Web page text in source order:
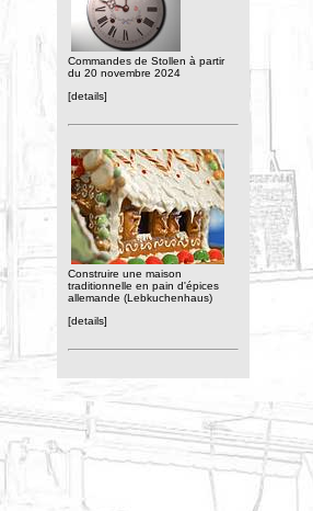
Commandes de Stollen à partir
du 20 novembre 2024
[details]
Construire une maison
traditionnelle en pain d'épices
allemande (Lebkuchenhaus)
[details]